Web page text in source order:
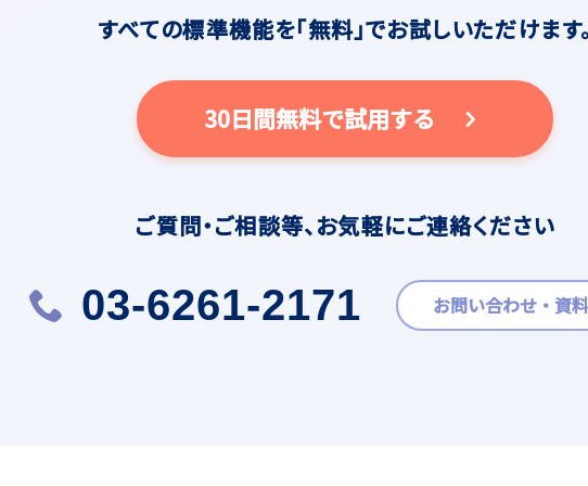
すべての標準機能を「無料」でお試しいただけます。
30日間無料で試用する
ご質問・ご相談等、お気軽にご連絡ください
03-6261-2171 お問い合わせ・資